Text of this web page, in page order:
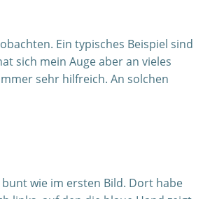
Ein typisches Beispiel sind
sich mein Auge aber an vieles
sehr hilfreich. An solchen
wie im ersten Bild. Dort habe